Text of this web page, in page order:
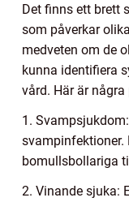
Det finns ett brett
som påverkar
medveten om de
kunna identifiera
vård. Här är
1.
svampinfektioner.
bomullsbollariga
2. Vinande sjuka: